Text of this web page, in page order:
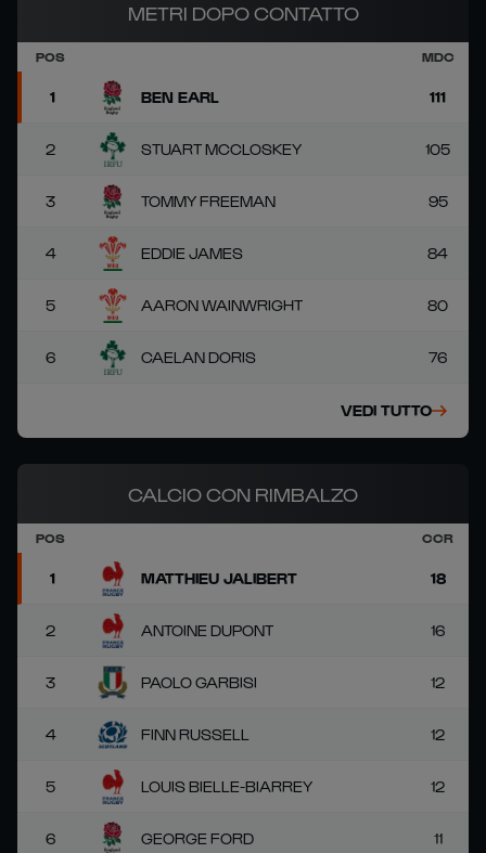
METRI DOPO CONTATTO
POS MDC
1 BEN EARL 111
2 STUART MCCLOSKEY 105
3 TOMMY FREEMAN 95
4 EDDIE JAMES 84
5 AARON WAINWRIGHT 80
6 CAELAN DORIS 76
VEDI TUTTO
CALCIO CON RIMBALZO
POS CCR
1 MATTHIEU JALIBERT 18
2 ANTOINE DUPONT 16
3 PAOLO GARBISI 12
4 FINN RUSSELL 12
5 LOUIS BIELLE-BIARREY 12
6 GEORGE FORD 11